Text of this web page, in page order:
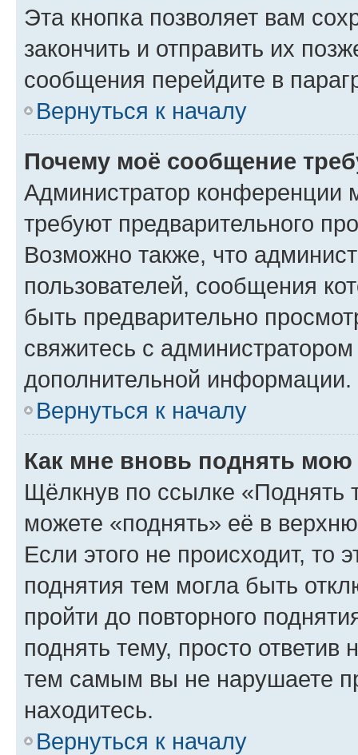
Эта кнопка позволяет вам
закончить и отправить их
сообщения перейдите в
Вернуться к началу
Почему моё сообщение
Администратор конференции
требуют предварительного
Возможно также, что
пользователей, сообщения
быть предварительно
свяжитесь с
дополнительной информации.
Вернуться к началу
Как мне вновь поднять мою
Щёлкнув по ссылке «Поднять
можете «поднять» её в
Если этого не происходит, то
поднятия тем могла быть
пройти до повторного
поднять тему, просто ответив
тем самым вы не нарушаете
находитесь.
Вернуться к началу